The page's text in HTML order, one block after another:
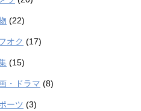
(22)
オク (17)
(15)
・ドラマ (8)
ーツ (3)